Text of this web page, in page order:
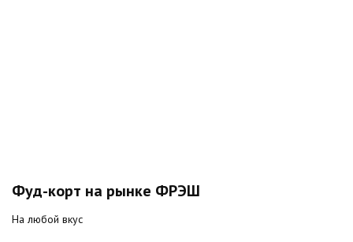
Фуд-корт на рынке ФРЭШ
На любой вкус